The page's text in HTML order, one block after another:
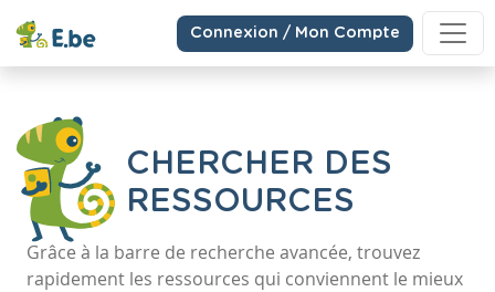
Connexion / Mon Compte
CHERCHER DES
RESSOURCES
Grâce à la barre de recherche avancée, trouvez
rapidement les ressources qui conviennent le mieux